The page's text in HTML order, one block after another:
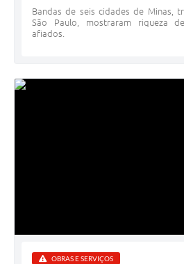
Bandas de seis cidades de Minas,
São Paulo, mostraram riqueza
afiados.
OBRAS E SERVIÇOS